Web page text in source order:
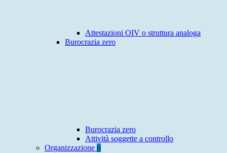
Attestazioni OIV o struttura analoga
Burocrazia zero
Burocrazia zero
Attività soggette a controllo
Organizzazione 6